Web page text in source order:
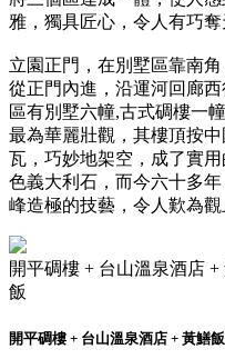
雅，獨具匠心，令人有巧奪
立園正門，在別墅區靠南
從正門內進，沿運河回廊
區有別墅六幢,古式碉樓一
最為華麗壯觀，其樓頂按
瓦，巧妙地架空，成了實
色義大利石，而今六十多
峰造極的技藝，令人歎為觀
開平碉樓 + 台山溫泉酒店 +
飯
開平碉樓 + 台山溫泉酒店 + 黃鱔飯